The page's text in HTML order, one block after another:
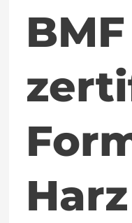
BMF
10-
und
Drucker